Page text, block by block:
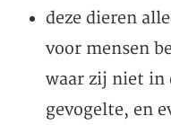
deze dieren
voor mensen
waar zij niet in
gevogelte, en